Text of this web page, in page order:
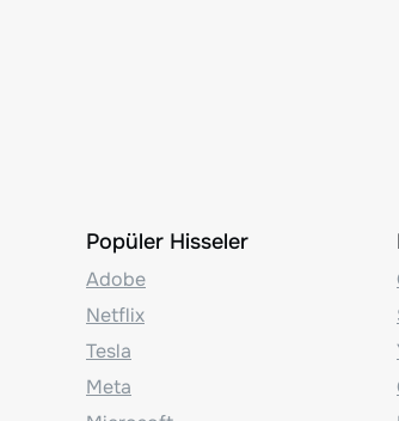
Popüler Hisseler
Adobe
Netflix
Tesla
Meta